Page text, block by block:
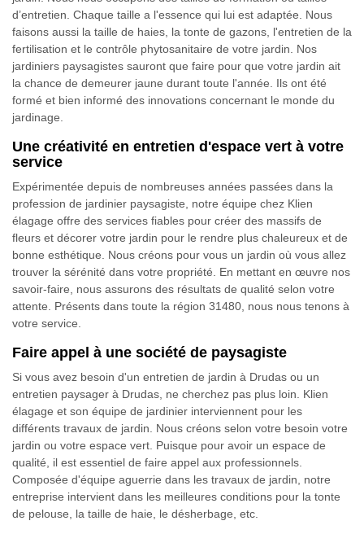
d’entretien. Chaque taille a l'essence qui lui est adaptée. Nous
faisons aussi la taille de haies, la tonte de gazons, l'entretien de la
fertilisation et le contrôle phytosanitaire de votre jardin. Nos
jardiniers paysagistes sauront que faire pour que votre jardin ait
la chance de demeurer jaune durant toute l'année. Ils ont été
formé et bien informé des innovations concernant le monde du
jardinage.
Une créativité en entretien d'espace vert à votre
service
Expérimentée depuis de nombreuses années passées dans la
profession de jardinier paysagiste, notre équipe chez Klien
élagage offre des services fiables pour créer des massifs de
fleurs et décorer votre jardin pour le rendre plus chaleureux et de
bonne esthétique. Nous créons pour vous un jardin où vous allez
trouver la sérénité dans votre propriété. En mettant en œuvre nos
savoir-faire, nous assurons des résultats de qualité selon votre
attente. Présents dans toute la région 31480, nous nous tenons à
votre service.
Faire appel à une société de paysagiste
Si vous avez besoin d'un entretien de jardin à Drudas ou un
entretien paysager à Drudas, ne cherchez pas plus loin. Klien
élagage et son équipe de jardinier interviennent pour les
différents travaux de jardin. Nous créons selon votre besoin votre
jardin ou votre espace vert. Puisque pour avoir un espace de
qualité, il est essentiel de faire appel aux professionnels.
Composée d'équipe aguerrie dans les travaux de jardin, notre
entreprise intervient dans les meilleures conditions pour la tonte
de pelouse, la taille de haie, le désherbage, etc.